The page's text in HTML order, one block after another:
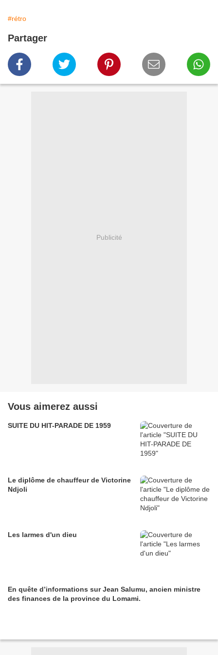
#rétro
Partager
Publicité
Vous aimerez aussi
SUITE DU HIT-PARADE DE 1959
Le diplôme de chauffeur de Victorine
Ndjoli
Les larmes d'un dieu
En quête d’informations sur Jean Salumu, ancien ministre
des finances de la province du Lomami.